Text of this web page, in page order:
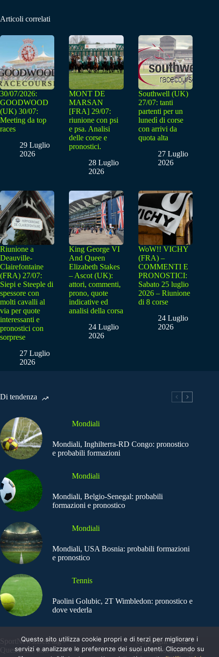
Articoli correlati
30/07/2026:
GOODWOOD
(UK) 30/07:
Meeting da top
races
29 Luglio
2026
MONT DE
MARSAN
[FRA] 29/07:
riunione con psi
e psa. Analisi
delle corse e
pronostici.
28 Luglio
2026
Southwell (UK)
27/07: tanti
partenti per un
lunedì di corse
con arrivi da
quota alta
27 Luglio
2026
Riunione a
Deauville-
Clairefontaine
(FRA) 27/07:
Siepi e Steeple di
spessore con
molti cavalli al
via per quote
interessanti e
pronostici con
sorprese
27 Luglio
2026
King George VI
And Queen
Elizabeth Stakes
– Ascot (UK):
attori, commenti,
prono, quote
indicative ed
analisi della corsa
24 Luglio
2026
WoW!! VICHY
(FRA) –
COMMENTI E
PRONOSTICI:
Sabato 25 luglio
2026 – Riunione
di 8 corse
24 Luglio
2026
Di tendenza
Mondiali
Mondiali, Inghilterra-RD Congo: pronostico
e probabili formazioni
Mondiali
Mondiali, Belgio-Senegal: probabili
formazioni e pronostico
Mondiali
Mondiali, USA Bosnia: probabili formazioni
e pronostico
Tennis
Paolini Golubic, 2T Wimbledon: pronostico e
dove vederla
SportNews.BetFlag -
Questo sito non
Copyright © 2025
SportNews BetFlag
Questo sito utilizza cookie propri e di terzi per migliorare i
servizi e analizzare le preferenze dei suoi utenti. Cliccando su